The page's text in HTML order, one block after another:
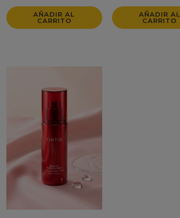
AÑADIR AL
CARRITO
AÑADIR AL
CARRITO